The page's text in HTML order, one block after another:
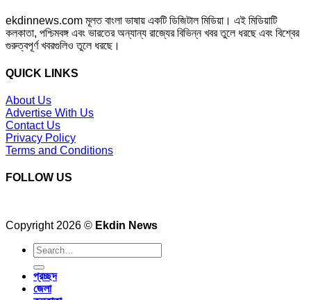
ekdinnews.com মূলত বাংলা ভাষায় একটি ডিজিটাল মিডিয়া। এই মিডিয়াটি
কলকাতা, পশ্চিমবঙ্গ এবং ভারতের অন্যান্য রাজ্যের বিভিন্ন খবর তুলে ধরছে এবং বিশ্বের
গুরুত্বপূর্ণ খবরগুলিও তুলে ধরছে।
QUICK LINKS
About Us
Advertise With Us
Contact Us
Privacy Policy
Terms and Conditions
FOLLOW US
Copyright 2026 © Ekdin News
প্রচ্ছদ
জেলা